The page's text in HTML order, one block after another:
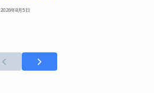
2026年8月5日